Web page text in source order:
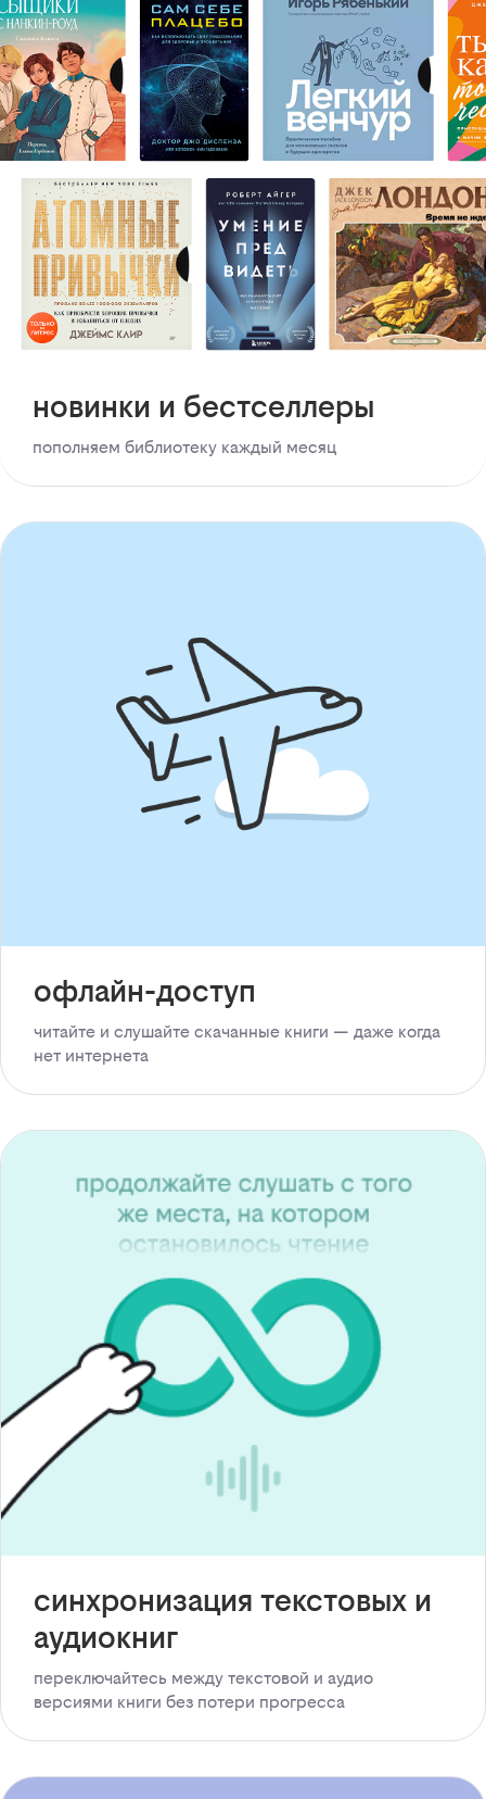
новинки и бестселлеры
пополняем библиотеку каждый месяц
офлайн-доступ
читайте и слушайте скачанные книги — даже когда
нет интернета
синхронизация текстовых и
аудиокниг
переключайтесь между текстовой и аудио
версиями книги без потери прогресса